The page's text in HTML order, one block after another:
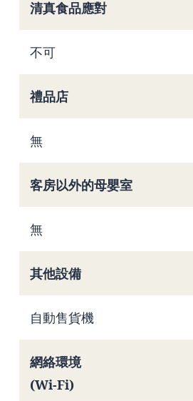
清真食品應對
不可
禮品店
無
客房以外的母嬰室
無
其他設備
自動售貨機
網絡環境
(Wi-Fi)